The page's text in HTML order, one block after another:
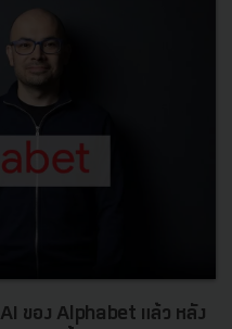
ของ Alphabet แล้ว หลัง